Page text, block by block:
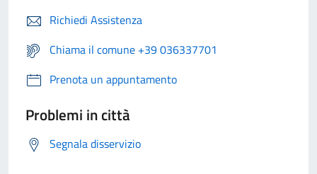
Richiedi Assistenza
Chiama il comune +39 036337701
Prenota un appuntamento
Problemi in città
Segnala disservizio